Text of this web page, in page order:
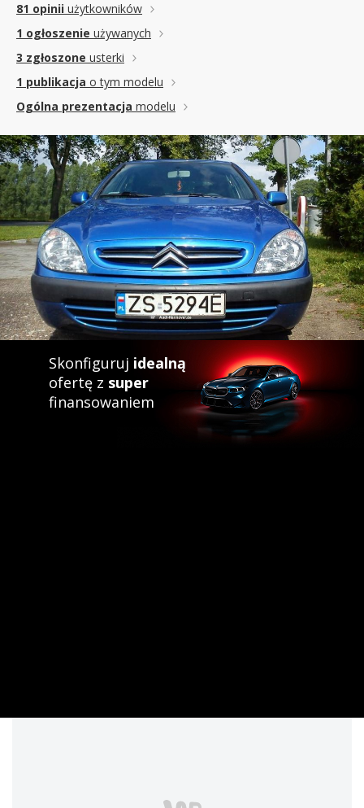
81 opinii użytkowników
1 ogłoszenie używanych
3 zgłoszone usterki
1 publikacja o tym modelu
Ogólna prezentacja modelu
Skonfiguruj idealną
ofertę z super
finansowaniem